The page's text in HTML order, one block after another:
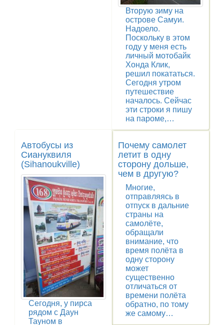
Вторую зиму на
острове Самуи.
Надоело.
Поскольку в этом
году у меня есть
личный мотобайк
Хонда Клик,
решил покататься.
Сегодня утром
путешествие
началось. Сейчас
эти строки я пишу
на пароме,…
Автобусы из
Сиануквиля
(Sihanoukville)
Сегодня, у пирса
рядом с Даун
Тауном в
Почему самолет
летит в одну
сторону дольше,
чем в другую?
Многие,
отправляясь в
отпуск в дальние
страны на
самолёте,
обращали
внимание, что
время полёта в
одну сторону
может
существенно
отличаться от
времени полёта
обратно, по тому
же самому…